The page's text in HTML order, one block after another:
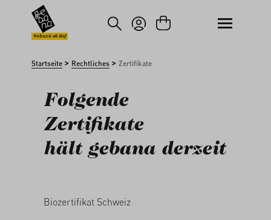
Hauptinhalt springen
Zur Suche springen
Weltweit ab Hof
Startseite > Rechtliches > Zertifikate
Folgende
Zertifikate
hält gebana derzeit
Biozertifikat Schweiz